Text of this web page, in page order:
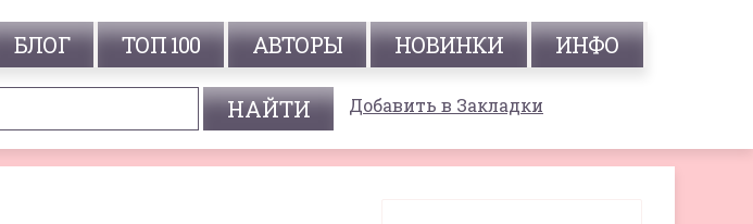
БЛОГ ТОП 100 АВТОРЫ НОВИНКИ ИНФО
Добавить в Закладки